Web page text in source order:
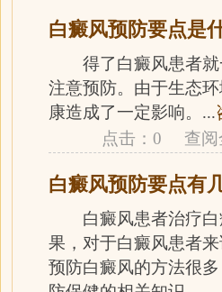
白癜风预防要点是
得了白癜风患者就
注意预防。由于生态
康造成了一定影响。...
点击：0
查阅
白癜风预防要点有
白癜风患者治疗白
果，对于白癜风患者
预防白癜风的方法很